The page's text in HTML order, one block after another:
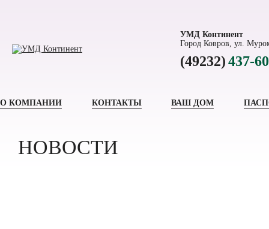
УМД Континент
Город Ковров, ул.
(49232)437-60
О КОМПАНИИ КОНТАКТЫ ВАШ ДОМ
НОВОСТИ